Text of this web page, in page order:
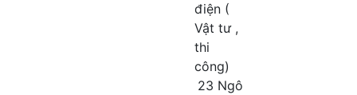
điện (
Vật tư ,
thi
công)
23 Ngô